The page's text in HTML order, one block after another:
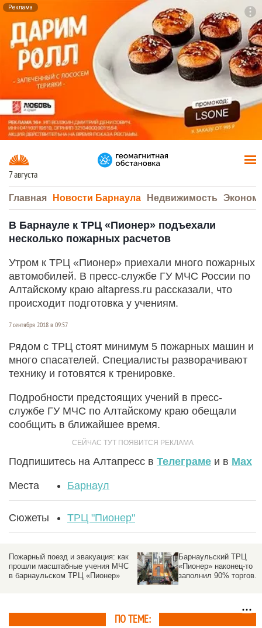
Реклама
7 августа
Главная Новости Барнаула Недвижимость
В Барнауле к ТРЦ «Пионер» подъехали
несколько пожарных расчетов
Утром к ТРЦ «Пионер» приехали много пожарных
автомобилей. В пресс-службе ГУ МЧС России по
Алтайскому краю altapress.ru рассказали, что
происходит подготовка у учениям.
7 сентября 2018 в 09:57
Рядом с ТРЦ стоят минимум 5 пожарных машин и
много спасателей. Специалисты разворачивают
технику и готовятся к тренировке.
Подробности предстоящих учений в пресс-
службе ГУ МЧС по Алтайскому краю обещали
сообщить в ближайшее время.
Подпишитесь на Алтапресс в Телеграме и в Max
Места Барнаул
Сюжеты ТРЦ "Пионер"
Пожарный поезд и эвакуация: как
прошли масштабные учения МЧС
в барнаульском ТРЦ «Пионер»
Барнаульский ТРЦ
«Пионер» наконец-то
заполнил 90% торговой
ПО ТЕМЕ: